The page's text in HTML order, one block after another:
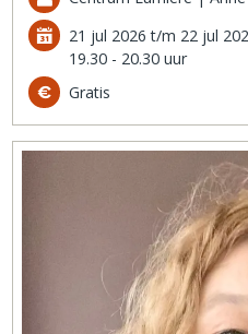
21 jul 2026 t/m 22 jul
19.30 - 20.30 uur
Gratis